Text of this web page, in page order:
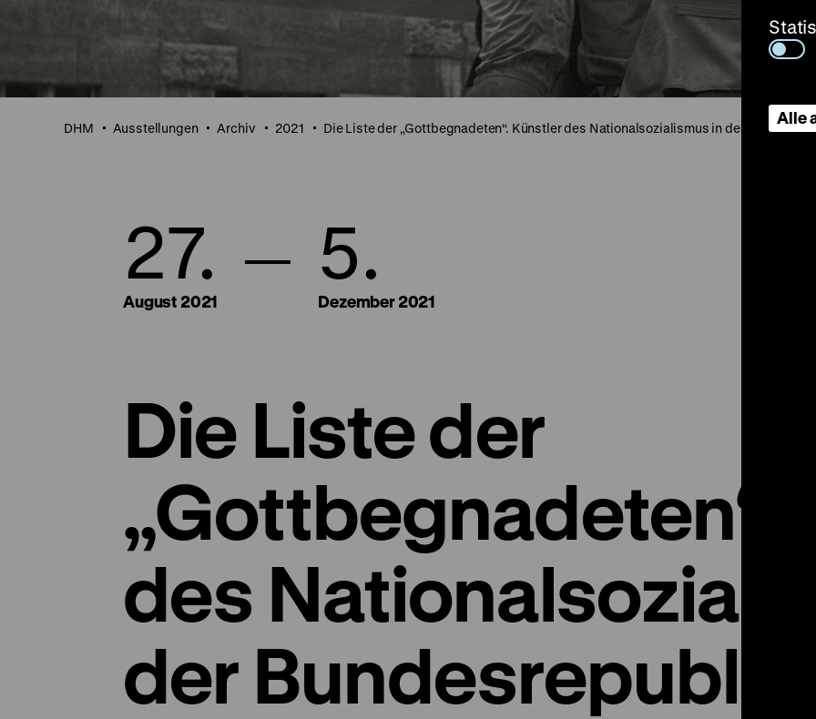
DHM Ausstellungen Archiv 2021 Die Liste der „Gottbegnadeten“. Künstler des Nationalsozialismus in der
27.
August 2021
5.
Dezember 2021
Die Liste der
„Gottbegnadeten“.
des
der Bundesrepublik
Alle